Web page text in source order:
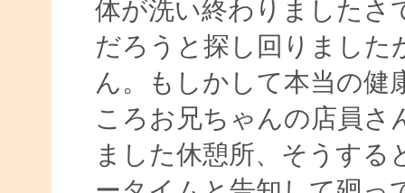
体が洗い終わりましたさ
だろうと探し回りました
ん。もしかして本当の健
ころお兄ちゃんの店員
ました休憩所、そうす